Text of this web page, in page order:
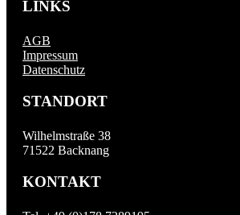
LINKS
AGB
Impressum
Datenschutz
STANDORT
Wilhelmstraße 38
71522 Backnang
KONTAKT